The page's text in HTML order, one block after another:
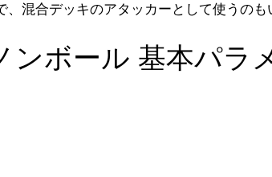
混合デッキのアタッカーとして使うのも
ンボール 基本パラ